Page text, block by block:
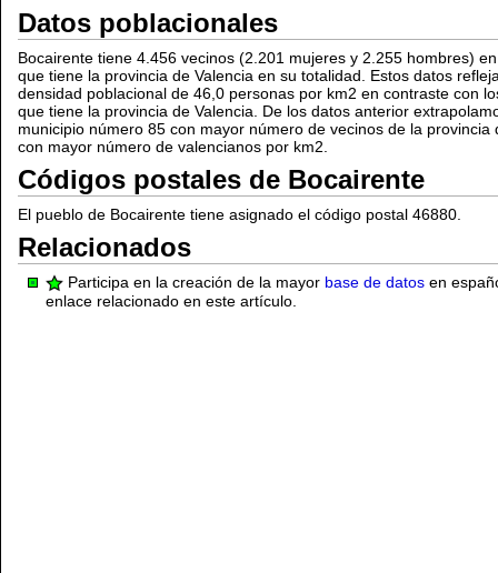
Datos poblacionales
Bocairente tiene 4.456 vecinos (2.201 mujeres y 2.255 hombres)
que tiene la provincia de Valencia en su totalidad. Estos datos
densidad poblacional de 46,0 personas por km2 en contraste con
que tiene la provincia de Valencia. De los datos anterior
municipio número 85 con mayor número de vecinos de la provincia
con mayor número de valencianos por km2.
Códigos postales de Bocairente
El pueblo de Bocairente tiene asignado el código postal 46880.
Relacionados
Participa en la creación de la mayor base de datos en
enlace relacionado en este artículo.